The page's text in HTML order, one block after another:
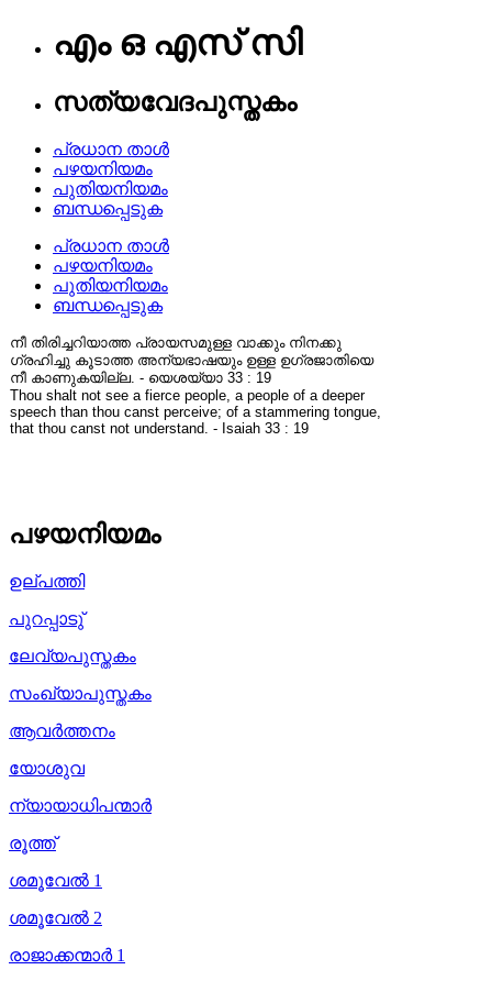
എം ഒ എസ് സി
സത്യവേദപുസ്തകം
പ്രധാന താൾ
പഴയനിയമം
പുതിയനിയമം
ബന്ധപ്പെടുക
പ്രധാന താൾ
പഴയനിയമം
പുതിയനിയമം
ബന്ധപ്പെടുക
പഴയനിയമം
ഉല്പത്തി
പുറപ്പാടു്
ലേവ്യപുസ്തകം
സംഖ്യാപുസ്തകം
ആവർത്തനം
യോശുവ
ന്യായാധിപന്മാർ
രൂത്ത്
ശമൂവേൽ 1
ശമൂവേൽ 2
രാജാക്കന്മാർ 1